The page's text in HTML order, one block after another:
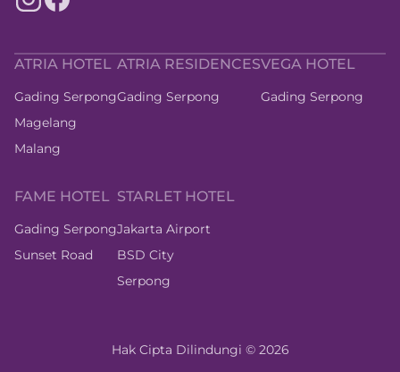
ATRIA HOTEL
Gading Serpong
Magelang
Malang
ATRIA RESIDENCES
Gading Serpong
VEGA HOTEL
Gading Serpong
FAME HOTEL
Gading Serpong
Sunset Road
STARLET HOTEL
Jakarta Airport
BSD City
Serpong
Hak Cipta Dilindungi © 2026